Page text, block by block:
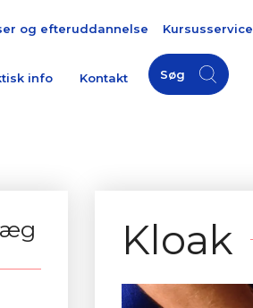
og efteruddannelse Kursusservice
info Kontakt Søg
Kloak